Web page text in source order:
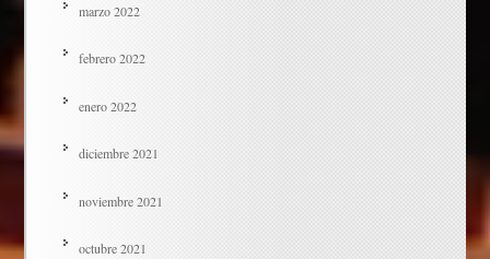
marzo 2022
febrero 2022
enero 2022
diciembre 2021
noviembre 2021
octubre 2021